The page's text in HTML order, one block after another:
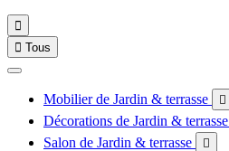

 Tous
Mobilier de Jardin & terrasse 
Décorations de Jardin & terrasse
Salon de Jardin & terrasse 